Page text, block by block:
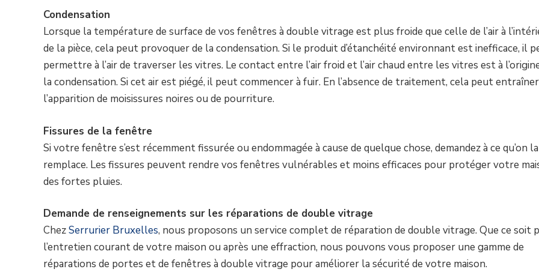
Condensation
Lorsque la température de surface de vos fenêtres à double vitrage est plus froide que celle de l’air à
de la pièce, cela peut provoquer de la condensation. Si le produit d’étanchéité environnant est inefficace, il
permettre à l’air de traverser les vitres. Le contact entre l’air froid et l’air chaud entre les vitres est à
la condensation. Si cet air est piégé, il peut commencer à fuir. En l’absence de traitement, cela peut entraîner
l’apparition de moisissures noires ou de pourriture.
Fissures de la fenêtre
Si votre fenêtre s’est récemment fissurée ou endommagée à cause de quelque chose, demandez à ce qu’on la
remplace. Les fissures peuvent rendre vos fenêtres vulnérables et moins efficaces pour protéger votre
des fortes pluies.
Demande de renseignements sur les réparations de double vitrage
ChezSerrurier Bruxelles, nous proposons un service complet de réparation de double vitrage. Que ce soit
l’entretien courant de votre maison ou après une effraction, nous pouvons vous proposer une gamme de
réparations de portes et de fenêtres à double vitrage pour améliorer la sécurité de votre maison.